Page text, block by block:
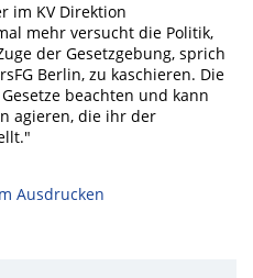
im KV Direktion
mehr versucht die Politik,
der Gesetzgebung, sprich
Berlin, zu kaschieren. Die
beachten und kann
agieren, die ihr der
Ausdrucken